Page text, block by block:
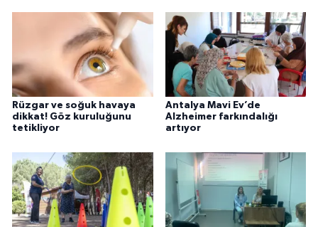
Rüzgar ve soğuk havaya
dikkat! Göz kuruluğunu
tetikliyor
Antalya Mavi Ev’de
Alzheimer farkındalığı
artıyor